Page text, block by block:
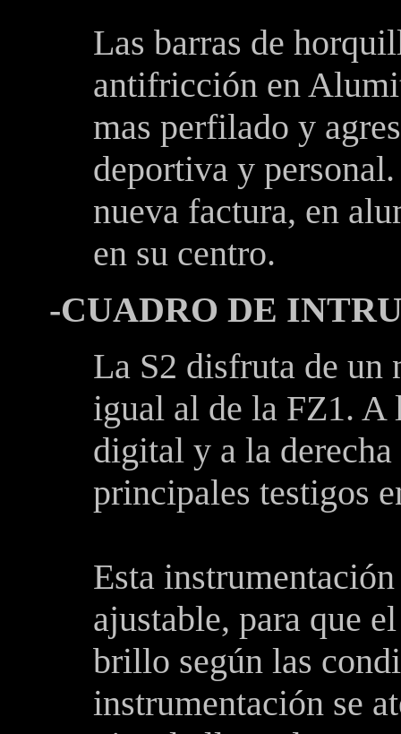
Las barras de
antifricción en
mas perfilado y
deportiva y
nueva factura, en
en su centro.
-CUADRO DE
La S2 disfruta de un
igual al de la FZ1. A
digital y a la
principales testigos
Esta
ajustable, para que
brillo según las
instrumentación se